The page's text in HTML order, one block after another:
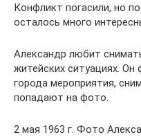
Конфликт погасили, но
осталось много
Александр любит
житейских ситуациях.
города мероприятия,
попадают на фото.
2 мая 1963 г. Фото